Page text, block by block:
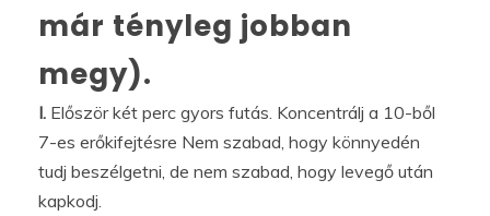
már tényleg jobban
megy).
I. Először két perc gyors futás. Koncentrálj a 10-ből
7-es erőkifejtésre Nem szabad, hogy könnyedén
tudj beszélgetni, de nem szabad, hogy levegő után
kapkodj.